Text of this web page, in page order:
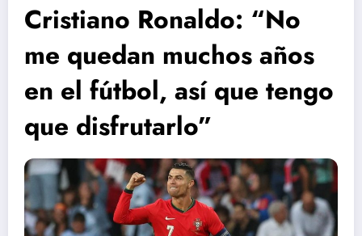
Cristiano Ronaldo: “No
me quedan muchos años
en el fútbol, así que tengo
que disfrutarlo”